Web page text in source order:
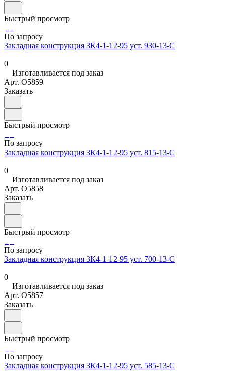
Быстрый просмотр
По запросу
Закладная конструкция ЗК4-1-12-95 уст. 930-13-С
0
Изготавливается под заказ
Арт. O5859
Заказать
Быстрый просмотр
По запросу
Закладная конструкция ЗК4-1-12-95 уст. 815-13-С
0
Изготавливается под заказ
Арт. O5858
Заказать
Быстрый просмотр
По запросу
Закладная конструкция ЗК4-1-12-95 уст. 700-13-С
0
Изготавливается под заказ
Арт. O5857
Заказать
Быстрый просмотр
По запросу
Закладная конструкция ЗК4-1-12-95 уст. 585-13-С